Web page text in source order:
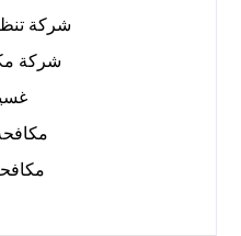
شركة
شركة